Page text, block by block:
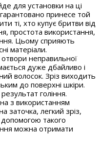
для установки на ці
принесе той
ті, хто купує бритви від
простота використання,
Цьому сприяють
матеріали.
неправильної
дуже дбайливо і
волосок. Зріз виходить
до поверхні шкіри.
гоління.
з використанням
заточка, легкий зріз,
такого
можна отримати